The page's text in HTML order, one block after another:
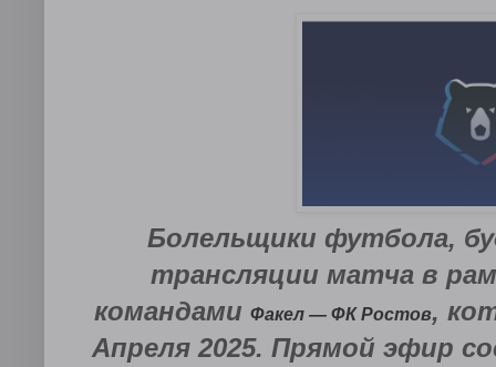
Болельщики футбола,
трансляции матча в
командамиФакел — ФК Ростов,
Апреля 2025. Прямой эфир